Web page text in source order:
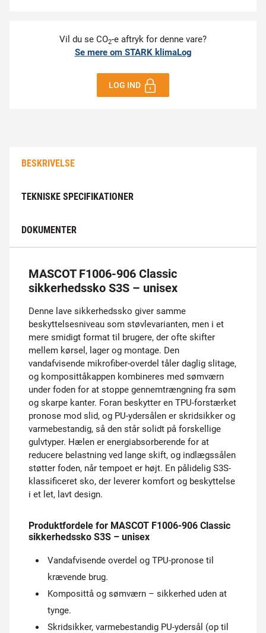
Vil du se CO2-e aftryk for denne vare?
Se mere om STARK klimaLog
LOG IND
BESKRIVELSE
TEKNISKE SPECIFIKATIONER
DOKUMENTER
MASCOT F1006-906 Classic
sikkerhedssko S3S – unisex
Denne lave sikkerhedssko giver samme
beskyttelsesniveau som støvlevarianten, men i et
mere smidigt format til brugere, der ofte skifter
mellem kørsel, lager og montage. Den
vandafvisende mikrofiber-overdel tåler daglig slitage,
og komposit­tåkappen kombineres med sømværn
under foden for at stoppe gennemtrængning fra søm
og skarpe kanter. Foran beskytter en TPU-forstærket
pronose mod slid, og PU-ydersålen er skridsikker og
varmebestandig, så den står solidt på forskellige
gulvtyper. Hælen er energiabsorberende for at
reducere belastning ved lange skift, og indlægssålen
støtter foden, når tempoet er højt. En pålidelig S3S-
klassificeret sko, der leverer komfort og beskyttelse
i et let, lavt design.
Produktfordele for MASCOT F1006-906 Classic
sikkerhedssko S3S – unisex
Vandafvisende overdel og TPU-pronose til
krævende brug.
Komposittå og sømværn – sikkerhed uden at
tynge.
Skridsikker, varmebestandig PU-ydersål (op til